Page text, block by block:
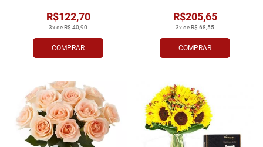
COMPRAR
3x de R$ 40,90
R$122,70
COMPRAR
3x de R$ 68,55
R$205,65